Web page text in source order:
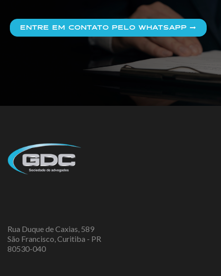
ENTRE EM CONTATO PELO WHATSAPP
Rua Duque de Caxias, 589
São Francisco, Curitiba - PR
80530-040